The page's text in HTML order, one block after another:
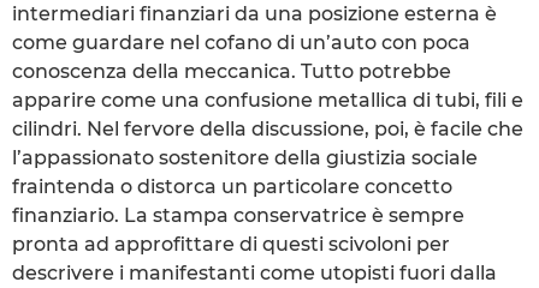
intermediari finanziari da una posizione esterna è
come guardare nel cofano di un’auto con poca
conoscenza della meccanica. Tutto potrebbe
apparire come una confusione metallica di tubi, fili e
cilindri. Nel fervore della discussione, poi, è facile che
l’appassionato sostenitore della giustizia sociale
fraintenda o distorca un particolare concetto
finanziario. La stampa conservatrice è sempre
pronta ad approfittare di questi scivoloni per
descrivere i manifestanti come utopisti fuori dalla